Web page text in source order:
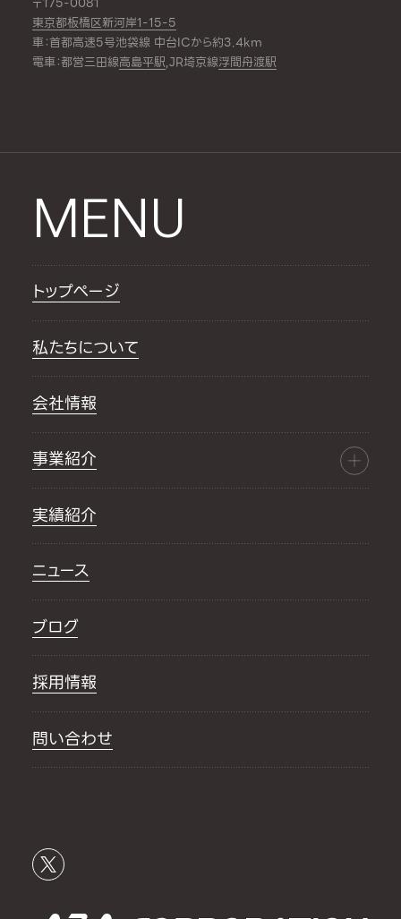
東京都板橋区新河岸1-15-5
車：首都高速5号池袋線 中台ICから約3.4km
電車：都営三田線高島平駅,JR埼京線浮間舟渡駅
MENU
トップページ
私たちについて
会社情報
事業紹介
実績紹介
ニュース
ブログ
採用情報
問い合わせ